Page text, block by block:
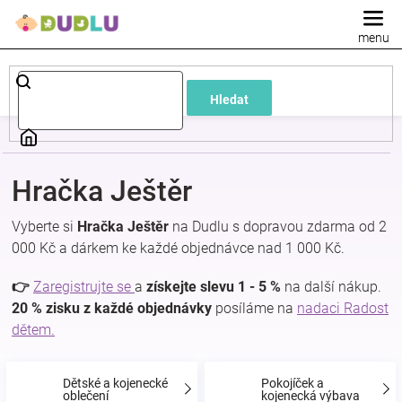
Hledat
Dětské
a
a
Hračka Ještěr
Vyberte si Hračka Ještěr na Dudlu s dopravou zdarma od 2
000 Kč a dárkem ke každé objednávce nad 1 000 Kč.
👉 Zaregistrujte se a získejte slevu 1 - 5 % na další nákup.
20 % zisku z každé objednávky posíláme na nadaci Radost
dětem.
Dětské a kojenecké
oblečení
Pokojíček a
kojenecká výbava